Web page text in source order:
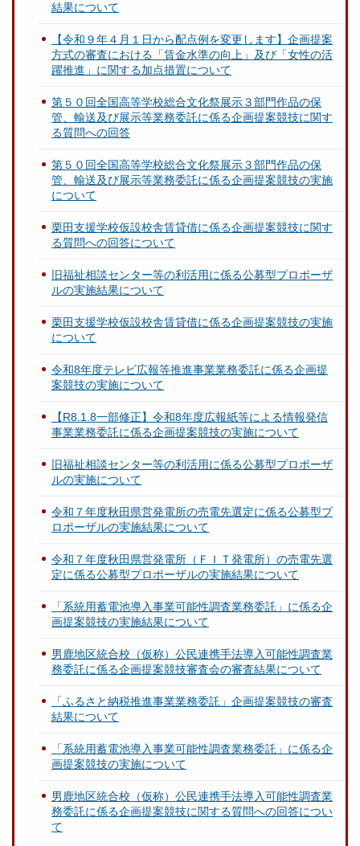
結果について
【令和９年４月１日から配点例を変更します】企画提案
方式の審査における「賃金水準の向上」及び「女性の活
躍推進」に関する加点措置について
第５０回全国高等学校総合文化祭展示３部門作品の保
管、輸送及び展示等業務委託に係る企画提案競技に関す
る質問への回答
第５０回全国高等学校総合文化祭展示３部門作品の保
管、輸送及び展示等業務委託に係る企画提案競技の実施
について
栗田支援学校仮設校舎賃貸借に係る企画提案競技に関す
る質問への回答について
旧福祉相談センター等の利活用に係る公募型プロポーザ
ルの実施結果について
栗田支援学校仮設校舎賃貸借に係る企画提案競技の実施
について
令和8年度テレビ広報等推進事業業務委託に係る企画提
案競技の実施について
【R8.1.8一部修正】令和8年度広報紙等による情報発信
事業業務委託に係る企画提案競技の実施について
旧福祉相談センター等の利活用に係る公募型プロポーザ
ルの実施について
令和７年度秋田県営発電所の売電先選定に係る公募型プ
ロポーザルの実施結果について
令和７年度秋田県営発電所（ＦＩＴ発電所）の売電先選
定に係る公募型プロポーザルの実施結果について
「系統用蓄電池導入事業可能性調査業務委託」に係る企
画提案競技の実施結果について
男鹿地区統合校（仮称）公民連携手法導入可能性調査業
務委託に係る企画提案競技審査会の審査結果について
「ふるさと納税推進事業業務委託」企画提案競技の審査
結果について
「系統用蓄電池導入事業可能性調査業務委託」に係る企
画提案競技の実施について
男鹿地区統合校（仮称）公民連携手法導入可能性調査業
務委託に係る企画提案競技に関する質問への回答につい
て